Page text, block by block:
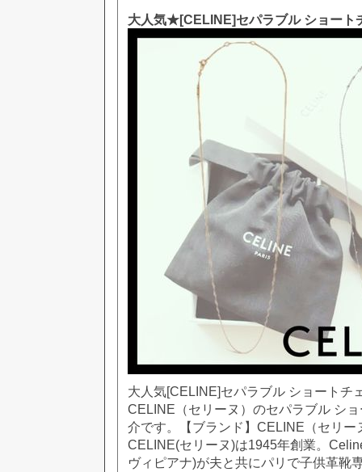
大人気★[CELINE]セパラブル ショート
大人気[CELINE]セパラブル ショートチ
CELINE（セリーヌ）のセパラブル シ
介です。【ブランド】CELINE（セリー
CELINE(セリーヌ)は1945年創業。
ヴィピアナ)が夫と共にパリで子供革靴